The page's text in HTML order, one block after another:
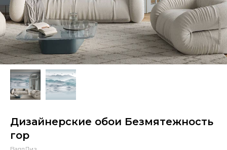
Дизайнерские обои Безмятежность
гор